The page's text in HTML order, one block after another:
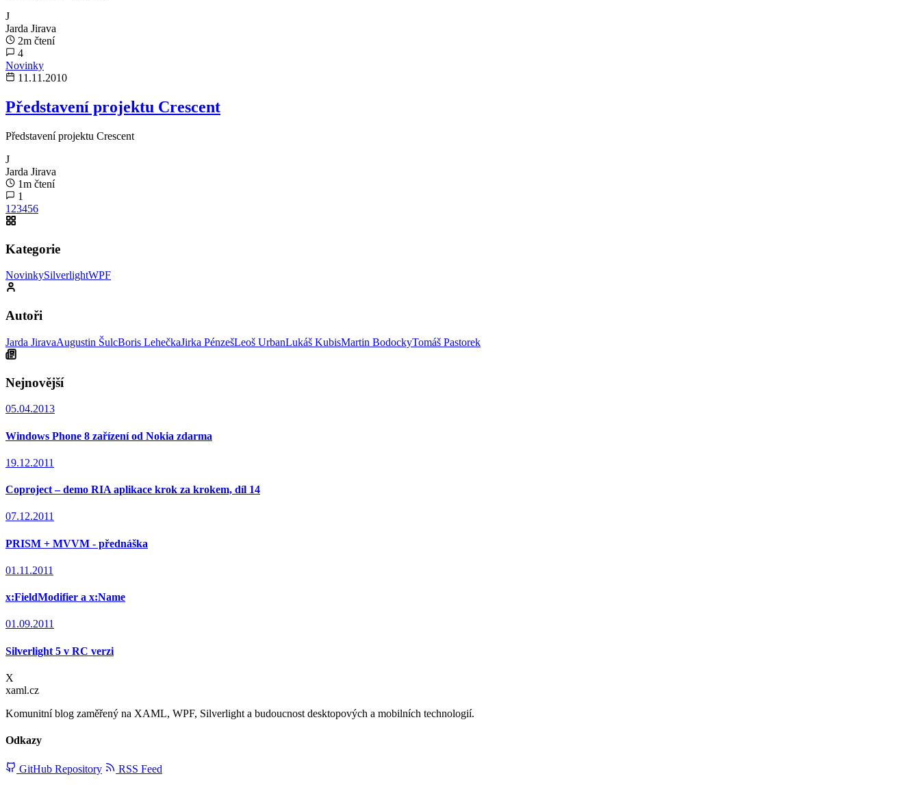
J
Jarda Jirava
2m čtení
4
Novinky
11.11.2010
Představení projektu Crescent
Představení projektu Crescent
J
Jarda Jirava
1m čtení
1
1 23456
Kategorie
NovinkySilverlightWPF
Autoři
Jarda JiravaAugustin ŠulcBoris LehečkaJirka PénzešLeoš UrbanLukáš KubisMartin BodockyTomáš Pastorek
Nejnovější
05.04.2013
Windows Phone 8 zařízení od Nokia zdarma
19.12.2011
Coproject – demo RIA aplikace krok za krokem, díl 14
07.12.2011
PRISM + MVVM - přednáška
01.11.2011
x:FieldModifier a x:Name
01.09.2011
Silverlight 5 v RC verzi
X
xaml.cz
Komunitní blog zaměřený na XAML, WPF, Silverlight a budoucnost desktopových a mobilních technologií.
Odkazy
GitHub Repository RSS Feed